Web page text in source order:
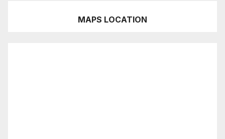
MAPS LOCATION